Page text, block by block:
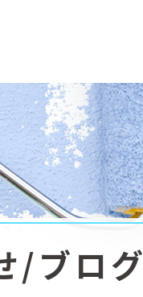
/ブログ